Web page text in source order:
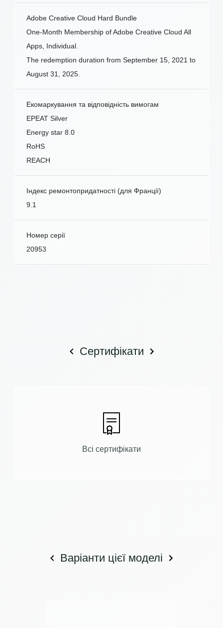
Adobe Creative Cloud Hard Bundle
One-Month Membership of Adobe Creative Cloud All
Apps, Individual.
The redemption duration from September 15, 2021 to
August 31, 2025.
Екомаркування та відповідність вимогам
EPEAT Silver
Energy star 8.0
RoHS
REACH
Індекс ремонтопридатності (для Франції)
9.1
Номер серії
20953
Сертифікати
Всі сертифікати
Варіанти цієї моделі